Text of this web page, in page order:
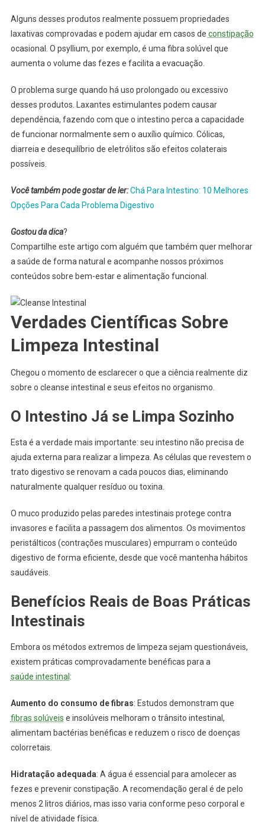
Alguns desses produtos realmente possuem propriedades
laxativas comprovadas e podem ajudar em casos de constipação
ocasional. O psyllium, por exemplo, é uma fibra solúvel que
aumenta o volume das fezes e facilita a evacuação.
O problema surge quando há uso prolongado ou excessivo
desses produtos. Laxantes estimulantes podem causar
dependência, fazendo com que o intestino perca a capacidade
de funcionar normalmente sem o auxílio químico. Cólicas,
diarreia e desequilíbrio de eletrólitos são efeitos colaterais
possíveis.
Você também pode gostar de ler:Chá Para Intestino: 10 Melhores
Opções Para Cada Problema Digestivo
Gostou da dica?
Compartilhe este artigo com alguém que também quer melhorar
a saúde de forma natural e acompanhe nossos próximos
conteúdos sobre bem-estar e alimentação funcional.
Verdades Científicas Sobre
Limpeza Intestinal
Chegou o momento de esclarecer o que a ciência realmente diz
sobre o cleanse intestinal e seus efeitos no organismo.
O Intestino Já se Limpa Sozinho
Esta é a verdade mais importante: seu intestino não precisa de
ajuda externa para realizar a limpeza. As células que revestem o
trato digestivo se renovam a cada poucos dias, eliminando
naturalmente qualquer resíduo ou toxina.
O muco produzido pelas paredes intestinais protege contra
invasores e facilita a passagem dos alimentos. Os movimentos
peristálticos (contrações musculares) empurram o conteúdo
digestivo de forma eficiente, desde que você mantenha hábitos
saudáveis.
Benefícios Reais de Boas Práticas
Intestinais
Embora os métodos extremos de limpeza sejam questionáveis,
existem práticas comprovadamente benéficas para a
saúde intestinal :
Aumento do consumo de fibras: Estudos demonstram que
fibras solúveis e insolúveis melhoram o trânsito intestinal,
alimentam bactérias benéficas e reduzem o risco de doenças
colorretais.
Hidratação adequada: A água é essencial para amolecer as
fezes e prevenir constipação. A recomendação geral é de pelo
menos 2 litros diários, mas isso varia conforme peso corporal e
nível de atividade física.